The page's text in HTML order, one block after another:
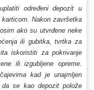
određeni depozit u
Nakon završetka
ako su utvrđene neke
ili gubitka, tvrtka za
iskoristiti za pokrivanje
ili izgubljene opreme.
kad je unajmljen
se kao depozit polože